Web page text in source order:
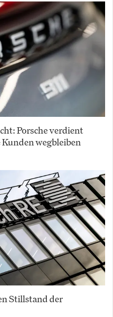
Porsche verdient
wegbleiben
Stillstand der